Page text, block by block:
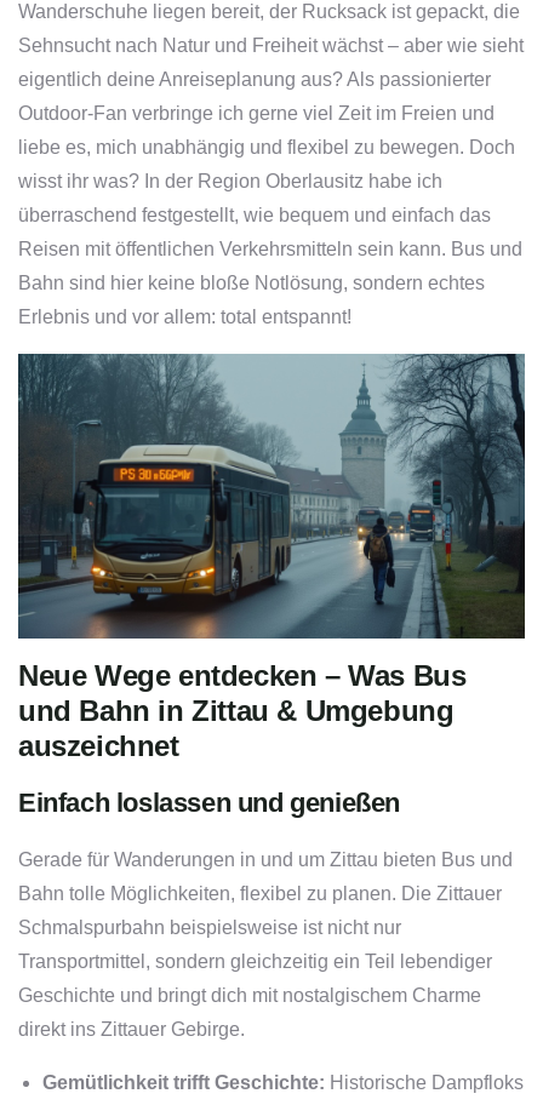
Wanderschuhe liegen bereit, der Rucksack ist gepackt, die
Sehnsucht nach Natur und Freiheit wächst – aber wie sieht
eigentlich deine Anreiseplanung aus? Als passionierter
Outdoor-Fan verbringe ich gerne viel Zeit im Freien und
liebe es, mich unabhängig und flexibel zu bewegen. Doch
wisst ihr was? In der Region Oberlausitz habe ich
überraschend festgestellt, wie bequem und einfach das
Reisen mit öffentlichen Verkehrsmitteln sein kann. Bus und
Bahn sind hier keine bloße Notlösung, sondern echtes
Erlebnis und vor allem: total entspannt!
Neue Wege entdecken – Was Bus
und Bahn in Zittau & Umgebung
auszeichnet
Einfach loslassen und genießen
Gerade für Wanderungen in und um Zittau bieten Bus und
Bahn tolle Möglichkeiten, flexibel zu planen. Die Zittauer
Schmalspurbahn beispielsweise ist nicht nur
Transportmittel, sondern gleichzeitig ein Teil lebendiger
Geschichte und bringt dich mit nostalgischem Charme
direkt ins Zittauer Gebirge.
Gemütlichkeit trifft Geschichte: Historische Dampfloks